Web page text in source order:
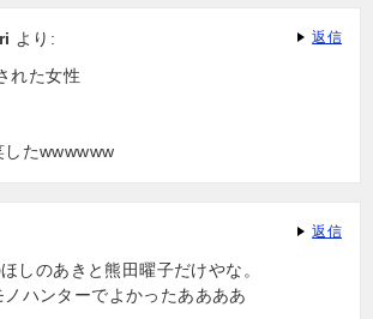
より:
れた女性
たwwwwww
返信
しのあきと熊田曜子だけやな。
ハンターでよかったああああ
返信